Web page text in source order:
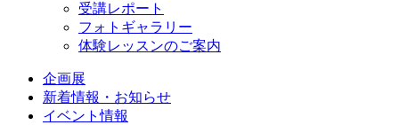
受講レポート
フォトギャラリー
体験レッスンのご案内
企画展
新着情報・お知らせ
イベント情報